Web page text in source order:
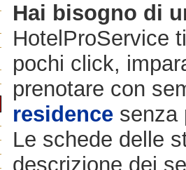
Hai bisogno di
HotelProService
pochi click,
prenotare con
residence senza
Le schede delle
descrizione dei